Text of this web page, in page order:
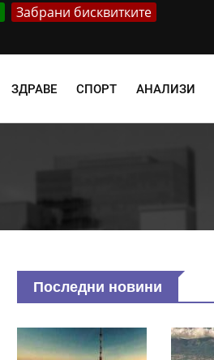
Забрани бисквитките
ЗДРАВЕ СПОРТ АНАЛИЗИ
Последни новини